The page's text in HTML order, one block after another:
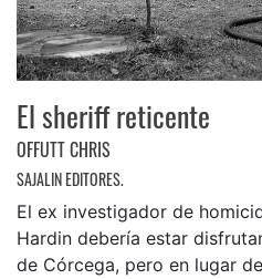
El sheriff reticente
OFFUTT CHRIS
SAJALIN EDITORES.
El ex investigador de
Hardin debería estar
de Córcega, pero en lugar